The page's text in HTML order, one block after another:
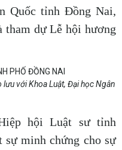
Quốc tỉnh Đồng Nai,
tham dự Lễ hội hương
với Khoa Luật, Đại học Ngân
hội Luật sư tỉnh
minh chứng cho sự